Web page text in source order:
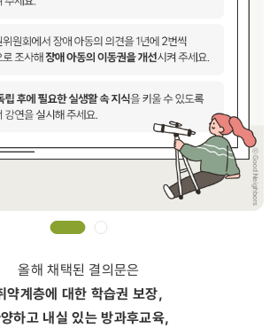
올해 채택된 결의문은
약계층에 대한 학습권 보장,
하고 내실 있는 방과후교육,